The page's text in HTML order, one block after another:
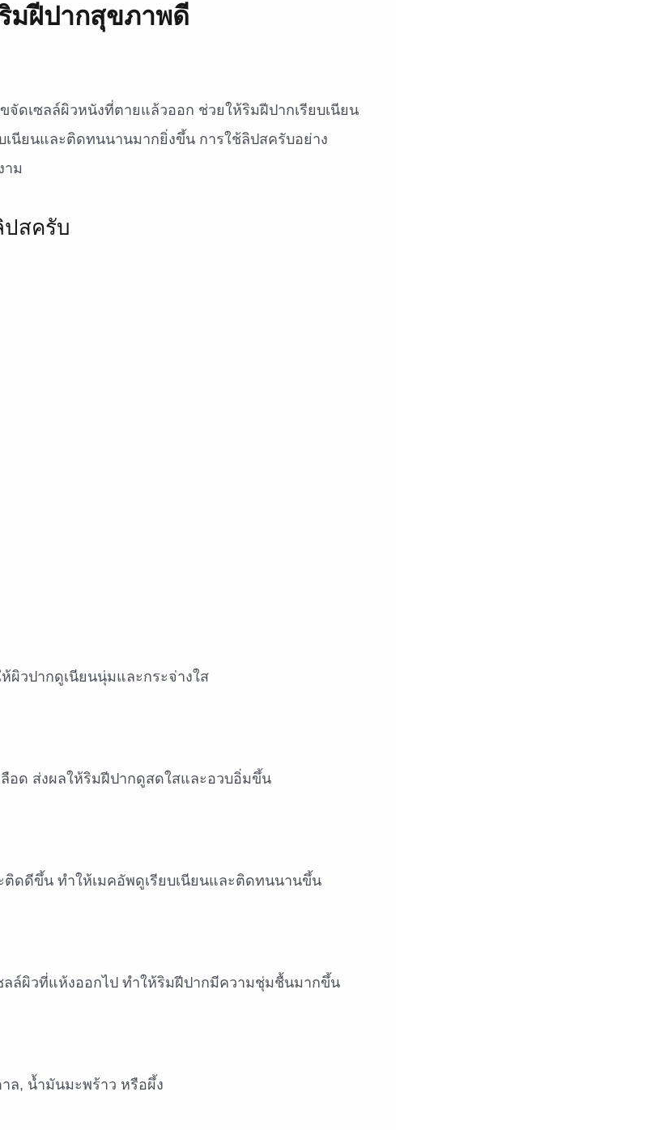
มฝีปากสุขภาพดี
ดเซลล์ผิวหนังที่ตายแล้วออก ช่วยให้ริมฝีปากเรียบเนียน
นียนและติดทนนานมากยิ่งขึ้น การใช้ลิปสครับอย่าง
าม
สครับ
ผิวปากดูเนียนนุ่มและกระจ่างใส
อด ส่งผลให้ริมฝีปากดูสดใสและอวบอิ่มขึ้น
ติดดีขึ้น ทำให้เมคอัพดูเรียบเนียนและติดทนนานขึ้น
ล์ผิวที่แห้งออกไป ทำให้ริมฝีปากมีความชุ่มชื้นมากขึ้น
ล, น้ำมันมะพร้าว หรือผึ้ง